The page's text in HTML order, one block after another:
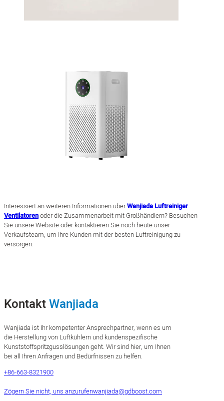
Interessiert an weiteren Informationen überWanjiada Luftreiniger
Ventilatorenoder die Zusammenarbeit mit Großhändlern? Besuchen
Sie unsere Website oder kontaktieren Sie noch heute unser
Verkaufsteam, um Ihre Kunden mit der besten Luftreinigung zu
versorgen.
KontaktWanjiada
Wanjiada ist Ihr kompetenter Ansprechpartner, wenn es um
die Herstellung von Luftkühlern und kundenspezifische
Kunststoffspritzgusslösungen geht. Wir sind hier, um Ihnen
bei all Ihren Anfragen und Bedürfnissen zu helfen.
+86-663-8321900
Zögern Sie nicht, uns anzurufenwanjiada@gdboost.com